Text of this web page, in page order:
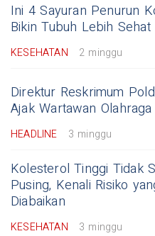
Ini 4 Sayuran Penurun
Bikin Tubuh Lebih Sehat
KESEHATAN 2 minggu
Direktur Reskrimum
Ajak Wartawan
HEADLINE 3 minggu
Kolesterol Tinggi Tidak
Pusing, Kenali Risiko
Diabaikan
KESEHATAN 3 minggu